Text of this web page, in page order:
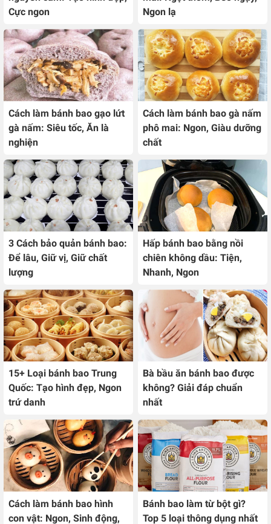
Cực ngon
Ngon lạ
Cách làm bánh bao gạo lứt
gà nấm: Siêu tốc, Ăn là
nghiện
Cách làm bánh bao gà nấm
phô mai: Ngon, Giàu dưỡng
chất
3 Cách bảo quản bánh bao:
Để lâu, Giữ vị, Giữ chất
lượng
Hấp bánh bao bằng nồi
chiên không dầu: Tiện,
Nhanh, Ngon
15+ Loại bánh bao Trung
Quốc: Tạo hình đẹp, Ngon
trứ danh
Bà bầu ăn bánh bao được
không? Giải đáp chuẩn
nhất
Cách làm bánh bao hình
con vật: Ngon, Sinh động,
Bánh bao làm từ bột gì?
Top 5 loại thông dụng nhất